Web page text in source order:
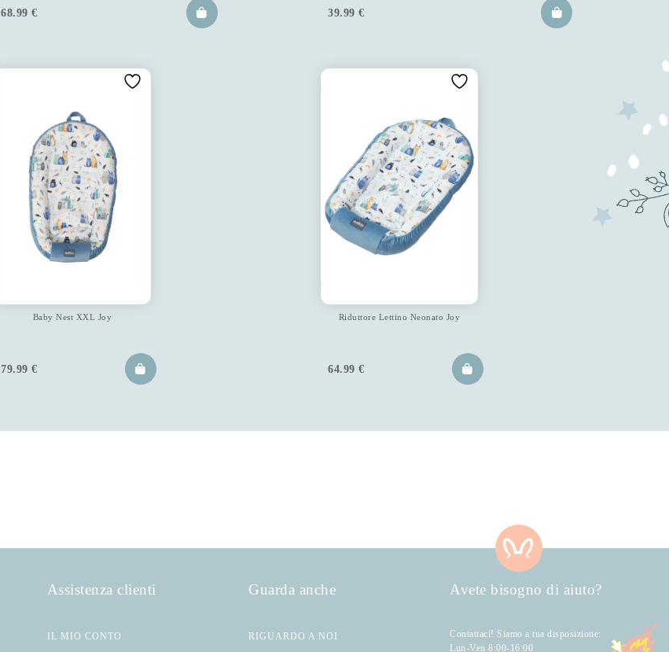
68.99 € 39.99 €
Baby Nest XXL Joy
79.99 €
Riduttore Lettino Neonato Joy
64.99 €
Assistenza clienti
IL MIO CONTO
Guarda anche
RIGUARDO A NOI
Avete bisogno di aiuto?
Contattaci! Siamo a tua disposizione:
Lun-Ven 8:00-16:00